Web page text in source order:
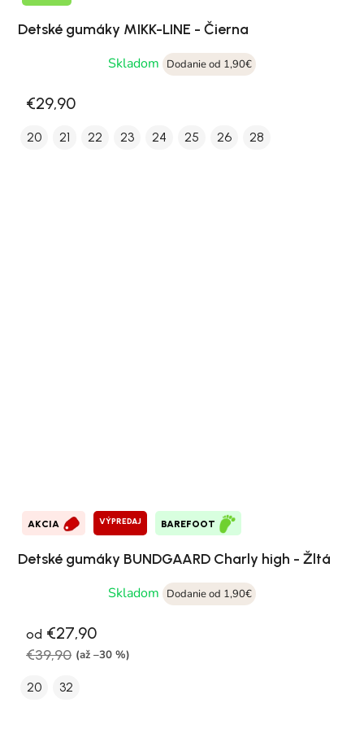
Detské gumáky MIKK-LINE - Čierna
Skladom
Dodanie od 1,90€
€29,90
20 21 22 23 24 25 26 28
AKCIA VÝPREDAJ BAREFOOT
Detské gumáky BUNDGAARD Charly high - Žltá
Skladom
Dodanie od 1,90€
od €27,90
€39,90 (až –30 %)
20 32